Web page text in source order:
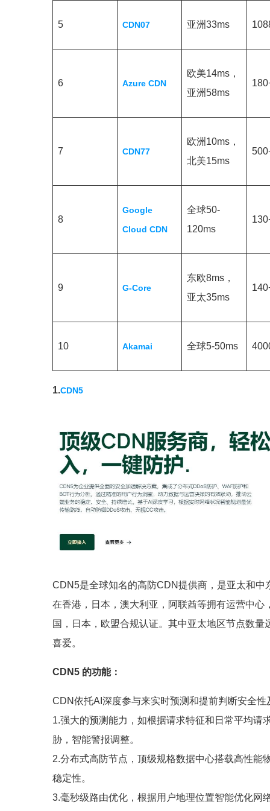
5 CDN07 亚洲33ms
6 Azure CDN
欧美14ms，
亚洲58ms
7 CDN77
欧洲10ms，
北美15ms
8
Google
Cloud CDN
全球50-
120ms
9 G-Core
东欧8ms，
亚太35ms
10 Akamai 全球5-50ms
1.CDN5
CDN5是全球知名的高防CDN提供商，是亚太和
在香港，日本，澳大利亚，阿联酋等拥有运营中心
国，日本，欧盟合规认证。其中亚太地区节点数
喜爱。
CDN5 的功能：
CDN依托AI深度参与来实时预测和提前判断安全
1.强大的预测能力，如根据请求特征和日常平均请
胁，智能警报调整。
2.分布式高防节点，顶级规格数据中心搭载高性能
稳定性。
3.毫秒级路由优化，根据用户地理位置智能优化